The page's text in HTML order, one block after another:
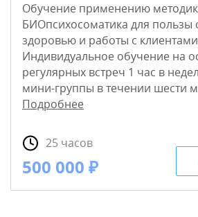
Обучение применению
БИОпсихосоматика для пользы
здоровью и работы с клиентами
Индивидуальное обучение на
регулярных встреч 1 час в
мини-группы в течении шести
Подробнее
25 часов
500 000 ₽